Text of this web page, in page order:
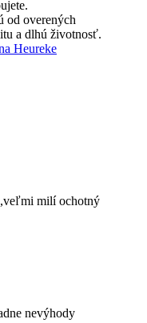
od overených
a dlhú životnosť.
Heureke
milí ochotný
nevýhody